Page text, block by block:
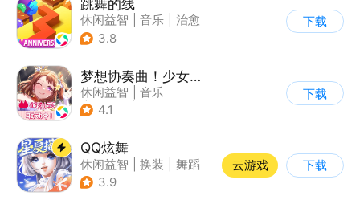
跳舞的线
休闲益智 音乐
治愈
3.8
下载
梦想协奏曲！少女乐团派对！
休闲益智
音乐
| 美少女
4.1
下载
QQ炫舞
休闲益智 换装
舞蹈
| 美少女
3.9
云游戏 下载